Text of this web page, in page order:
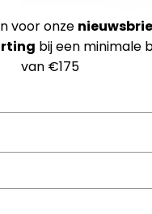
voor onze
bij een minimale
van €175